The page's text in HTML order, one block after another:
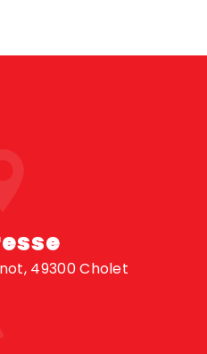
49300 Cholet